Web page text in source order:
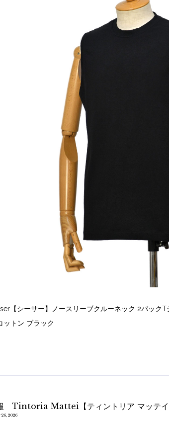
【シーサー】ノースリーブクルーネック 2パックT
ットン ブラック
Tintoria Mattei【ティントリア マッテイ
2026